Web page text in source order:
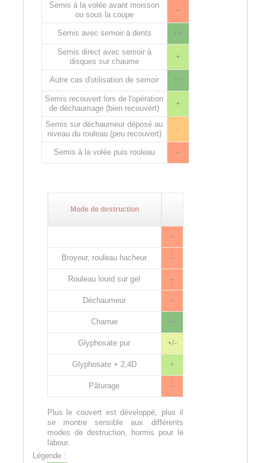
Semis à la volée avant moisson
ou sous la coupe
--
Semis avec semoir à dents ++
Semis direct avec semoir à
disques sur chaume
+
Autre cas d'utilisation de semoir ++
Semis recouvert lors de l'opération
de déchaumage (bien recouvert)
+
Semis sur déchaumeur déposé au
niveau du rouleau (peu recouvert)
-
Semis à la volée puis rouleau --
Mode de destruction
--
Broyeur, rouleau hacheur --
Rouleau lourd sur gel --
Déchaumeur --
Charrue ++
Glyphosate pur +/-
Glyphosate + 2,4D +
Pâturage --
Plus le couvert est développé, plus il
se montre sensible aux différents
modes de destruction, hormis pour le
labour.
Légende :